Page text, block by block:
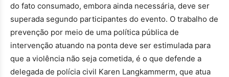
do fato consumado, embora ainda necessária, deve ser
superada segundo participantes do evento. O trabalho de
prevenção por meio de uma política pública de
intervenção atuando na ponta deve ser estimulada para
que a violência não seja cometida, é o que defende a
delegada de polícia civil Karen Langkammerm, que atua